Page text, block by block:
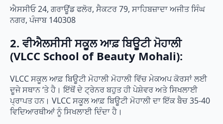
ਐਸਸੀਓ 24, ਗਰਾਊਂਡ ਫਲੋਰ, ਸੈਕਟਰ 79, ਸਾਹਿਬਜ਼ਾਦਾ ਅਜੀਤ ਸਿੰਘ
ਨਗਰ, ਪੰਜਾਬ 140308
2. ਵੀਐਲਸੀਸੀ ਸਕੂਲ ਆਫ਼ ਬਿਊਟੀ ਮੋਹਾਲੀ
(VLCC School of Beauty Mohali):
VLCC ਸਕੂਲ ਆਫ਼ ਬਿਊਟੀ ਮੋਹਾਲੀ ਮੋਹਾਲੀ ਵਿੱਚ ਮੇਕਅਪ ਕੋਰਸਾਂ ਲਈ
ਦੂਜੇ ਸਥਾਨ ‘ਤੇ ਹੈ। ਇੱਥੋਂ ਦੇ ਟ੍ਰੇਨਰ ਬਹੁਤ ਹੀ ਪੇਸ਼ੇਵਰ ਅਤੇ ਸਿਖਲਾਈ
ਪ੍ਰਾਪਤ ਹਨ। VLCC ਸਕੂਲ ਆਫ਼ ਬਿਊਟੀ ਮੋਹਾਲੀ ਦਾ ਇੱਕ ਬੈਚ 35-40
ਵਿਦਿਆਰਥੀਆਂ ਨੂੰ ਸਿਖਲਾਈ ਦਿੰਦਾ ਹੈ।